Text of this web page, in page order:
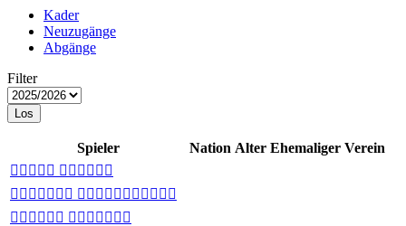
Kader
Neuzugänge
Abgänge
Filter
Los
Spieler Nation Alter Ehemaliger Verein
 
 
 